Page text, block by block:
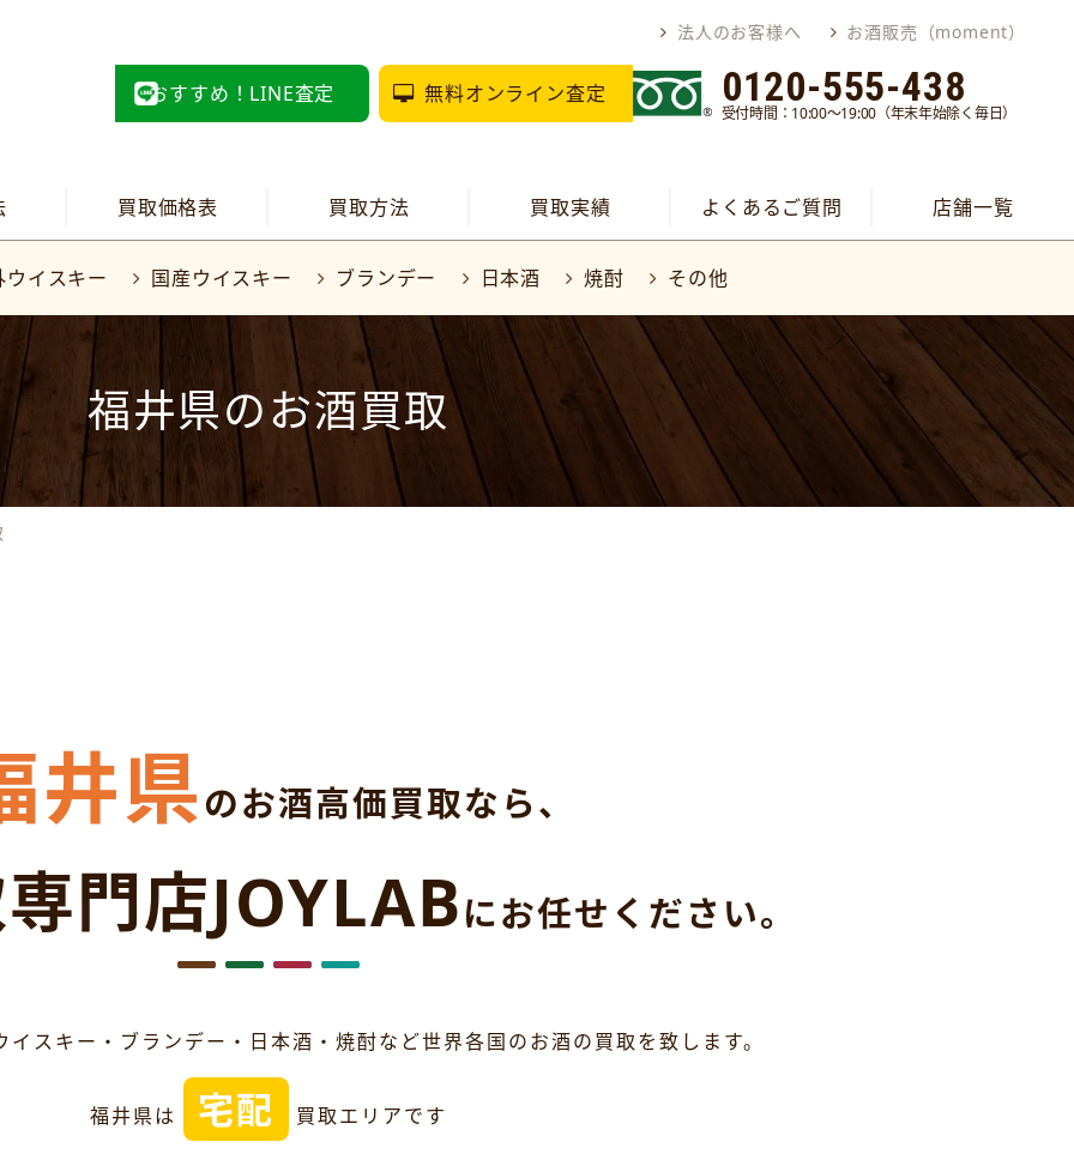
法人のお客様へ お酒販売（moment）
おすすめ！LINE査定 無料オンライン査定 0120-555-438
受付時間：10:00～19:00（年末年始除く毎日）
買取価格表 買取方法 買取実績 よくあるご質問 店舗一覧
ウイスキー 国産ウイスキー ブランデー 日本酒 焼酎 その他
福井県のお酒買取
井県のお酒高価買取なら、
門店JOYLABにお任せください。
スキー・ブランデー・日本酒・焼酎など世界各国のお酒の買取を致します。
福井県は 宅配 買取エリアです